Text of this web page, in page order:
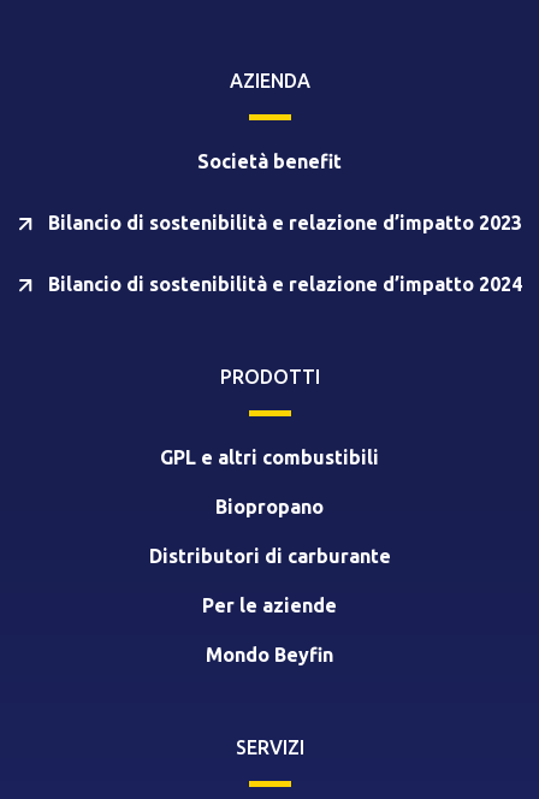
AZIENDA
Società benefit
Bilancio di sostenibilità e relazione d’impatto 2023
Bilancio di sostenibilità e relazione d’impatto 2024
PRODOTTI
GPL e altri combustibili
Biopropano
Distributori di carburante
Per le aziende
Mondo Beyfin
SERVIZI